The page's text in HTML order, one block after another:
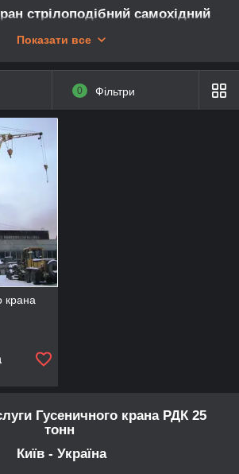
стрілоподібний самохідний
Відноситись до групи кранів
- послуги гусеничних кранів
навантажувально-розвантажувальних,
робіт і знаходять широке застосування
як при роботі на укрупнительно-
так і при монтажі устаткування.
кранів є ті, що смороду не вимагають
робочого майданчика у зв'язку з
на ґрунт, мають достатню
обертатися на місці з вантажем і без
можуть виводити монтований блок
і подавати його потім на проектну
Показати все
0 Фільтри
крана
Гусеничного крана РДК 25
тонн
Київ - Україна